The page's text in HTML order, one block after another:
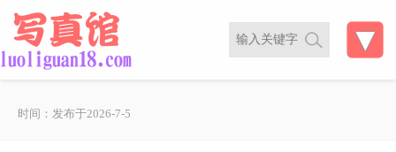
时间：发布于2026-7-5